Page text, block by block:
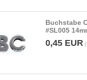
Buchstabe
#SL005
0,45 EUR